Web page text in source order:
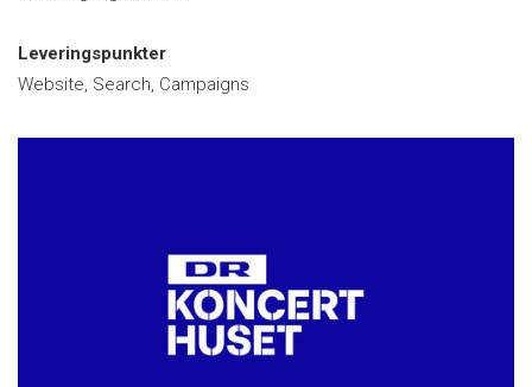
Leveringspunkter
Website, Search, Campaigns